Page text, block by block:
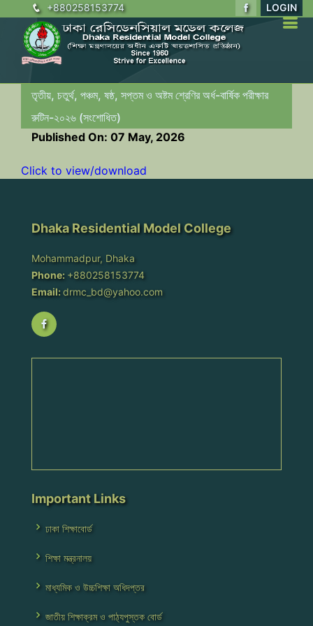
+880258153774 LOGIN
তৃতীয়, চতুর্থ, পঞ্চম, ষষ্ঠ, সপ্তম ও অষ্টম শ্রেণির অর্ধ-বার্ষিক পরীক্ষার
রুটিন-২০২৬ (সংশোধিত)
Published On: 07 May, 2026
Click to view/download
Dhaka Residential Model College
Mohammadpur, Dhaka
Phone: +880258153774
Email: drmc_bd@yahoo.com
Important Links
ঢাকা শিক্ষাবোর্ড
শিক্ষা মন্ত্রনালয়
মাধ্যমিক ও উচ্চশিক্ষা অধিদপ্তর
জাতীয় শিক্ষাক্রম ও পাঠ্যপুস্তক বোর্ড